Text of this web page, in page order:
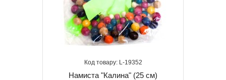
19352
Намиста "Калина" (25 см)